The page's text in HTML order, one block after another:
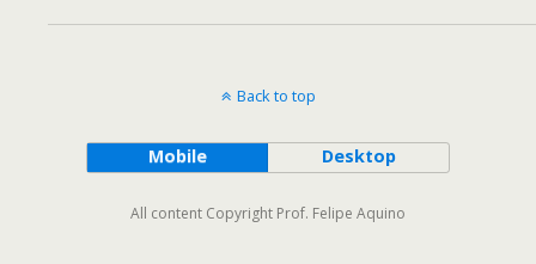
Back to top
Mobile Desktop
All content Copyright Prof. Felipe Aquino